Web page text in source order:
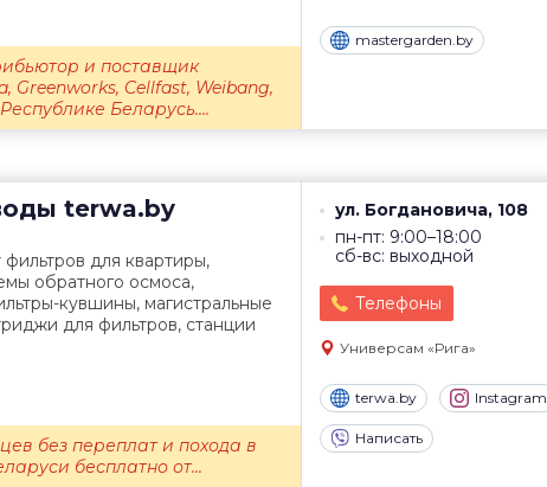
mastergarden.by
и поставщик
Greenworks, Cellfast, Weibang,
Беларусь....
terwa.by
ул. Богдановича, 108
пн-пт: 9:00–18:00
сб-вс: выходной
Телефоны
Универсам «Рига»
terwa.by Instagram
Написать
для квартиры,
обратного осмоса,
кувшины, магистральные
для фильтров, станции
без переплат и похода в
бесплатно от...